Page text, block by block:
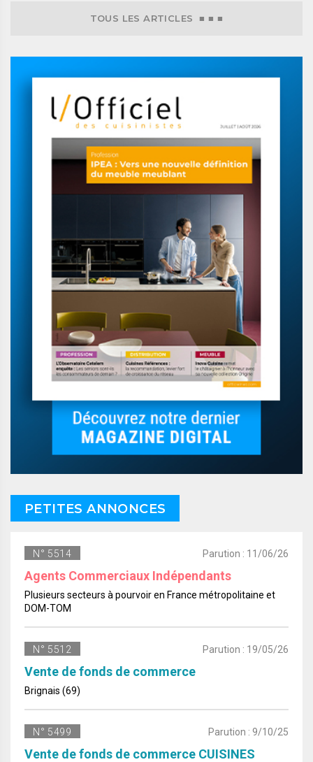
TOUS LES ARTICLES ■ ■ ■
PETITES ANNONCES
N° 5514 Parution : 11/06/26
Agents Commerciaux Indépendants
Plusieurs secteurs à pourvoir en France métropolitaine et
DOM-TOM
N° 5512 Parution : 19/05/26
Vente de fonds de commerce
Brignais (69)
N° 5499 Parution : 9/10/25
Vente de fonds de commerce CUISINES